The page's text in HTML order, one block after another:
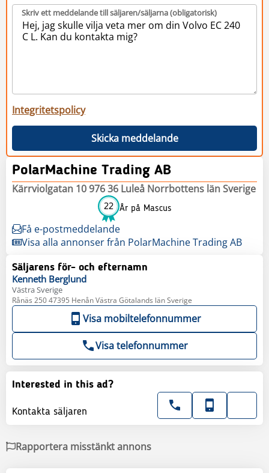
Skriv ett meddelande till säljaren/säljarna (obligatorisk)
Integritetspolicy
Skicka meddelande
PolarMachine Trading AB
Kärrviolgatan 10 976 36 Luleå Norrbottens län Sverige
22 År på Mascus
Få e-postmeddelande
Visa alla annonser från PolarMachine Trading AB
Säljarens för- och efternamn
Kenneth Berglund
Västra Sverige
Rånäs 250 47395 Henån Västra Götalands län Sverige
Visa mobiltelefonnummer
Visa telefonnummer
Interested in this ad?
Kontakta säljaren
Rapportera misstänkt annons